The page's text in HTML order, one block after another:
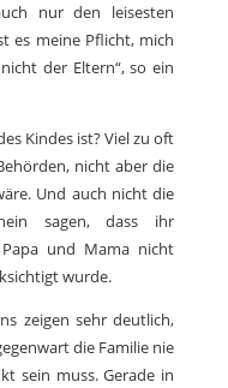
nur den leisesten
es meine Pflicht, mich
der Eltern“, so ein
Kindes ist? Viel zu oft
nicht aber die
Und auch nicht die
sagen, dass ihr
und Mama nicht
wurde.
zeigen sehr deutlich,
die Familie nie
sein muss. Gerade in